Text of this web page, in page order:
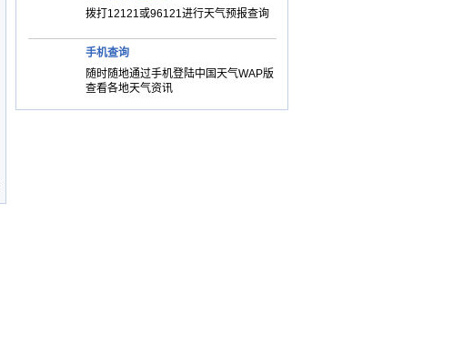
拨打12121或96121进行天气预报查询
手机查询
随时随地通过手机登陆中国天气WAP版
查看各地天气资讯